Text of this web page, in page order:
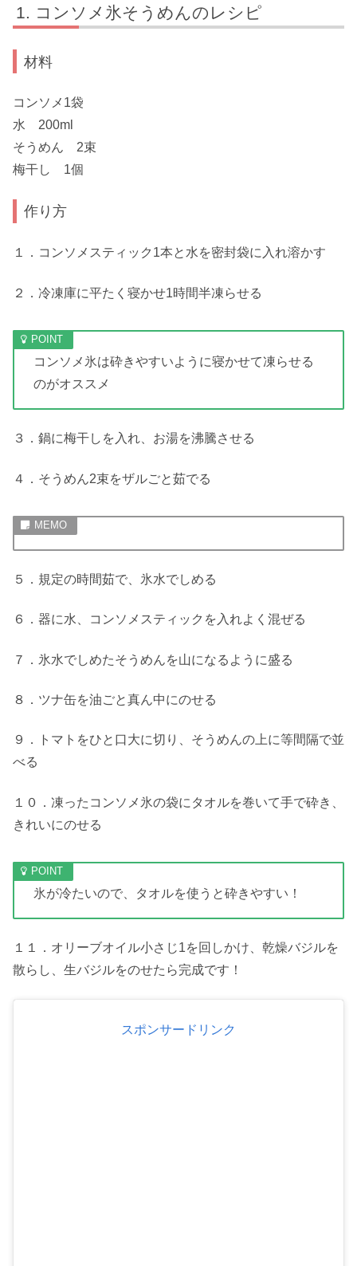
コンソメ氷そうめんのレシピ
材料
コンソメ1袋
水 200ml
そうめん 2束
梅干し 1個
作り方
１．コンソメスティック1本と水を密封袋に入れ溶かす
２．冷凍庫に平たく寝かせ1時間半凍らせる
コンソメ氷は砕きやすいように寝かせて凍らせる
のがオススメ
３．鍋に梅干しを入れ、お湯を沸騰させる
４．そうめん2束をザルごと茹でる
５．規定の時間茹で、氷水でしめる
６．器に水、コンソメスティックを入れよく混ぜる
７．氷水でしめたそうめんを山になるように盛る
８．ツナ缶を油ごと真ん中にのせる
９．トマトをひと口大に切り、そうめんの上に等間隔で並
べる
１０．凍ったコンソメ氷の袋にタオルを巻いて手で砕き、
きれいにのせる
氷が冷たいので、タオルを使うと砕きやすい！
１１．オリーブオイル小さじ1を回しかけ、乾燥バジルを
散らし、生バジルをのせたら完成です！
スポンサードリンク